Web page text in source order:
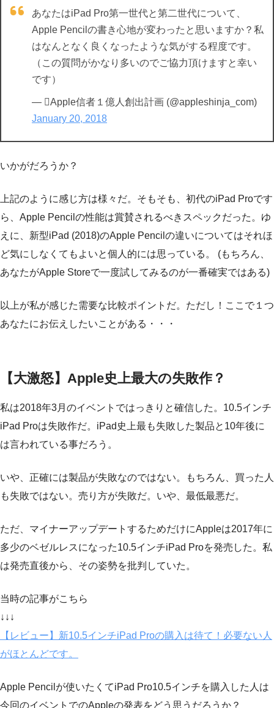
あなたはiPad Pro第一世代と第二世代について、
Apple Pencilの書き心地が変わったと思いますか？私
はなんとなく良くなったような気がする程度です。
（この質問がかなり多いのでご協力頂けますと幸い
です）
— Apple信者１億人創出計画 (@appleshinja_com)
January 20, 2018
いかがだろうか？
上記のように感じ方は様々だ。そもそも、初代のiPad Proです
ら、Apple Pencilの性能は賞賛されるべきスペックだった。ゆ
えに、新型iPad (2018)のApple Pencilの違いについてはそれほ
ど気にしなくてもよいと個人的には思っている。 (もちろん、
あなたがApple Storeで一度試してみるのが一番確実ではある)
以上が私が感じた需要な比較ポイントだ。ただし！ここで１つ
あなたにお伝えしたいことがある・・・
【大激怒】Apple史上最大の失敗作？
私は2018年3月のイベントではっきりと確信した。10.5インチ
iPad Proは失敗作だ。iPad史上最も失敗した製品と10年後に
は言われている事だろう。
いや、正確には製品が失敗なのではない。もちろん、買った人
も失敗ではない。売り方が失敗だ。いや、最低最悪だ。
ただ、マイナーアップデートするためだけにAppleは2017年に
多少のベゼルレスになった10.5インチiPad Proを発売した。私
は発売直後から、その姿勢を批判していた。
当時の記事がこちら
↓↓↓
【レビュー】新10.5インチiPad Proの購入は待て！必要ない人
がほとんどです。
Apple Pencilが使いたくてiPad Pro10.5インチを購入した人は
今回のイベントでのAppleの発表をどう思うだろうか？